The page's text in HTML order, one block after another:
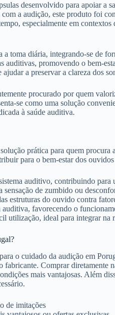
desenvolvido para apoiar a
a audição, este produto foi
especialmente em
a toma diária, integrando-se de
auditivas, promovendo o bem-
a preservar a clareza dos
procurado por quem
se como uma solução
à saúde auditiva.
prática para quem
para o bem-estar dos
auditivo, contribuindo para
sensação de zumbido ou
estruturas do ouvido contra
favorecendo o
utilização, ideal para integrar na
o cuidado da audição em
fabricante. Comprar diretamente
mais vantajosas. Além
de imitações